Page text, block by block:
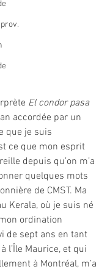
El condor pasa
accordée par un
que je suis
ce que mon esprit
depuis qu’on m’a
quelques mots
de CMST. Ma
Kerala, où je suis né
ordination
de sept ans en tant
l’Île Maurice, et qui
à Montréal, m’a